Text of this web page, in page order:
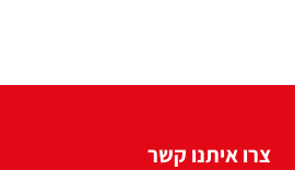
צרו איתנו קשר